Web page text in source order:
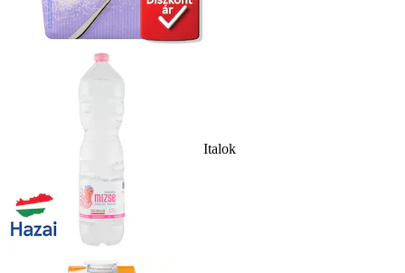
Italok